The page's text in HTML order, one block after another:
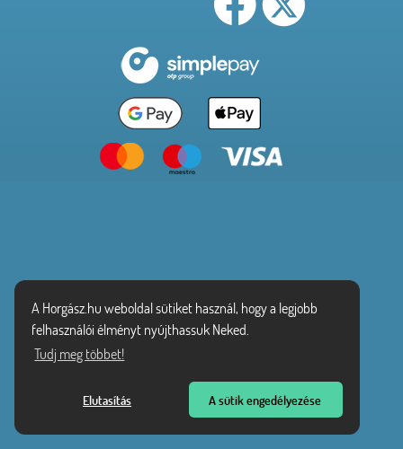
A Horgász.hu weboldal sütiket használ, hogy a legjobb
felhasználói élményt nyújthassuk Neked.
Tudj meg többet!
Elutasítás A sütik engedélyezése